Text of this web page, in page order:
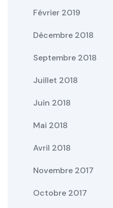
Février 2019
Décembre 2018
Septembre 2018
Juillet 2018
Juin 2018
Mai 2018
Avril 2018
Novembre 2017
Octobre 2017